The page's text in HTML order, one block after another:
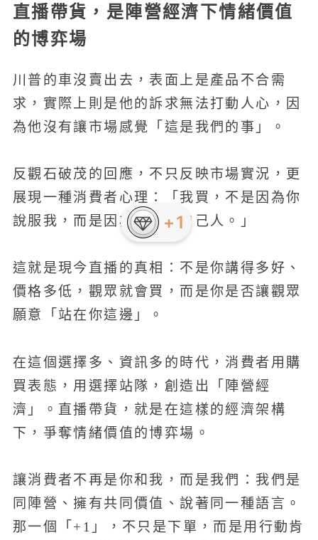
直播帶貨，是陣營經濟下情緒價值
的博弈場
川普的車沒賣出去，表面上是產品不合需
求，實際上則是他的訴求無法打動人心，因
為他沒有讓市場感覺「這是我們的事」。
反觀石破茂的回應，不只反映市場實況，更
展現一種消費者心理：「我買，不是因為你
說服我，而是因為我們是自己人。」
這就是現今直播的真相：不是你講得多好、
價格多低，觀眾就會買，而是你是否讓觀眾
願意「站在你這邊」。
在這個選擇多、資訊多的時代，消費者用購
買表態，用選擇站隊，創造出「陣營經
濟」。直播帶貨，就是在這樣的經濟架構
下，爭奪情緒價值的博弈場。
讓消費者不再是你和我，而是我們：我們是
同陣營、擁有共同價值、說著同一種語言。
那一個「+1」，不只是下單，而是用行動肯
+1